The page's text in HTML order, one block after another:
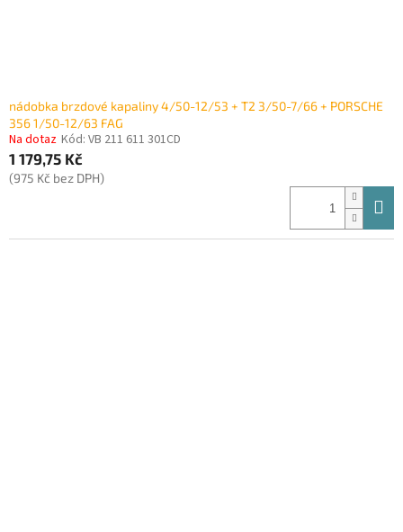
nádobka brzdové kapaliny 4/50-12/53 + T2 3/50-7/66 + PORSCHE
356 1/50-12/63 FAG
Na dotaz Kód: VB 211 611 301CD
1 179,75 Kč
(975 Kč bez DPH)